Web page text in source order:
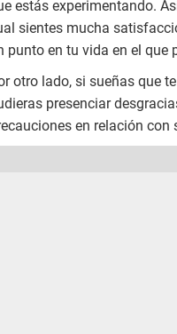
estás experimentando.
sientes mucha
punto en tu vida en el que
otro lado, si sueñas que
presenciar
en relación con